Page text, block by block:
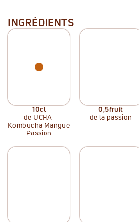
INGRÉDIENTS
10cl
de UCHA
Kombucha Mangue
Passion
0,5fruit
de la passion